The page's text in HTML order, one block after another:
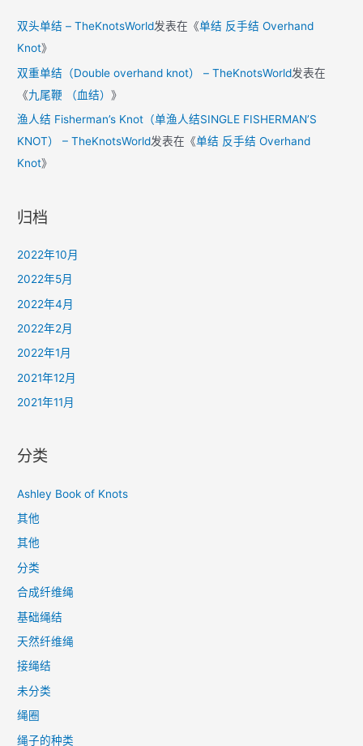
双头单结 – TheKnotsWorld发表在《单结 反手结 Overhand
Knot》
双重单结（Double overhand knot） – TheKnotsWorld发表在
《九尾鞭 （血结）》
渔人结 Fisherman’s Knot（单渔人结SINGLE FISHERMAN’S
KNOT） – TheKnotsWorld发表在《单结 反手结 Overhand
Knot》
归档
2022年10月
2022年5月
2022年4月
2022年2月
2022年1月
2021年12月
2021年11月
分类
Ashley Book of Knots
其他
其他
分类
合成纤维绳
基础绳结
天然纤维绳
接绳结
未分类
绳圈
绳子的种类